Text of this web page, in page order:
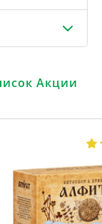
Акции